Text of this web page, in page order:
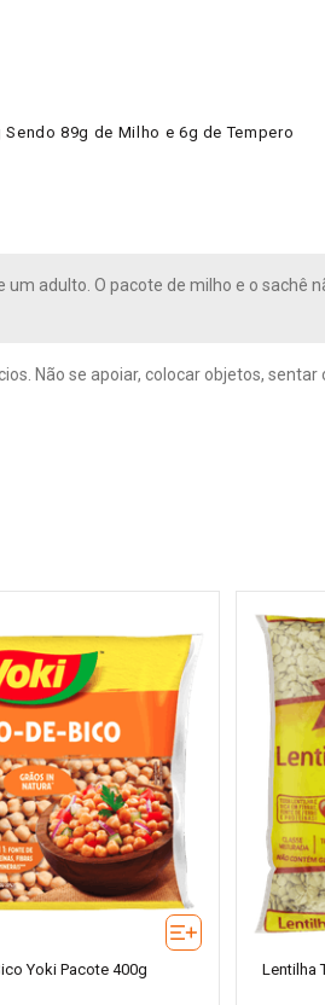
89g de Milho e 6g de Tempero
adulto. O pacote de milho e o sachê
Não se apoiar, colocar objetos, sentar
Yoki Pacote 400g Lentilha